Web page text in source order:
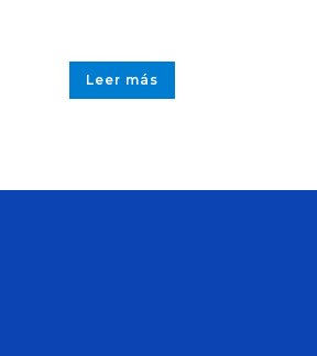
Leer más